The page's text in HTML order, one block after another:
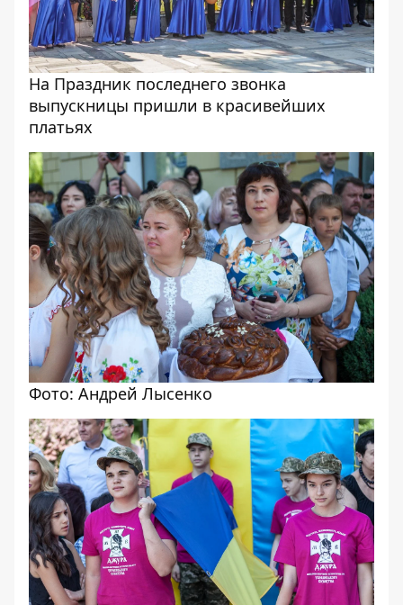
На Праздник последнего звонка
выпускницы пришли в красивейших
платьях
Фото: Андрей Лысенко